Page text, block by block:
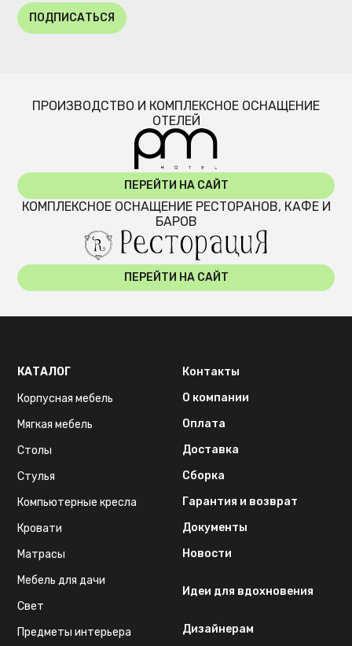
ПОДПИСАТЬСЯ
ПРОИЗВОДСТВО И КОМПЛЕКСНОЕ ОСНАЩЕНИЕ
ОТЕЛЕЙ
ПЕРЕЙТИ НА САЙТ
КОМПЛЕКСНОЕ ОСНАЩЕНИЕ РЕСТОРАНОВ, КАФЕ И
БАРОВ
ПЕРЕЙТИ НА САЙТ
КАТАЛОГ
Корпусная мебель
Мягкая мебель
Столы
Стулья
Компьютерные кресла
Кровати
Матрасы
Мебель для дачи
Свет
Предметы интерьера
Контакты
О компании
Оплата
Доставка
Сборка
Гарантия и возврат
Документы
Новости
Идеи для вдохновения
Дизайнерам